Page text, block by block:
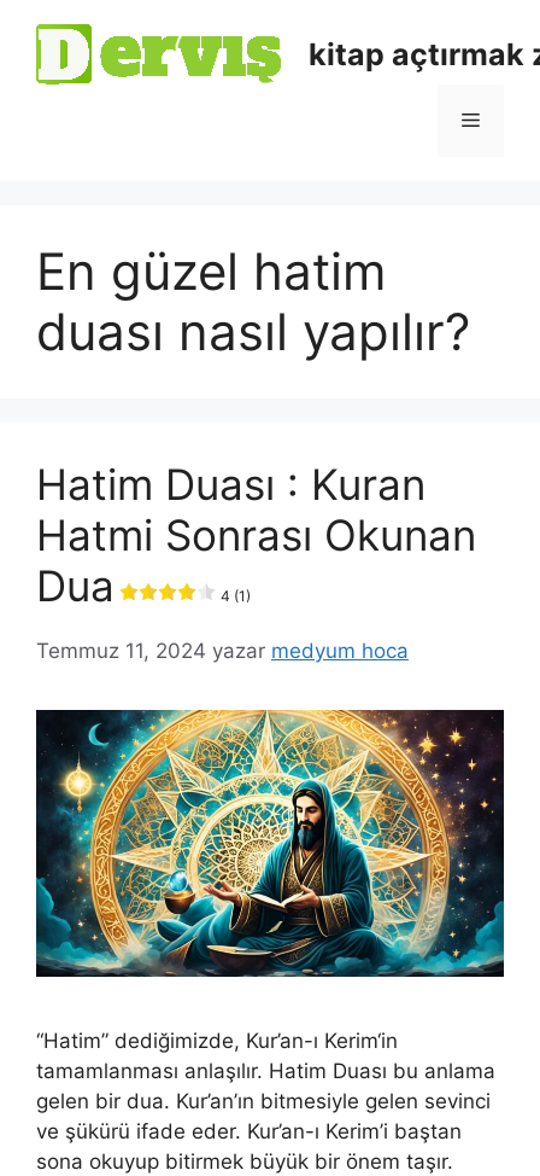
kitap açtırmak
En güzel hatim
duası nasıl yapılır?
Hatim Duası : Kuran
Hatmi Sonrası Okunan
Dua
4 (1)
Temmuz 11, 2024 yazar medyum hoca
“Hatim” dediğimizde, Kur’an-ı Kerim‘in
tamamlanması anlaşılır. Hatim Duası bu anlama
gelen bir dua. Kur’an’ın bitmesiyle gelen sevinci
ve şükürü ifade eder. Kur’an-ı Kerim’i baştan
sona okuyup bitirmek büyük bir önem taşır.